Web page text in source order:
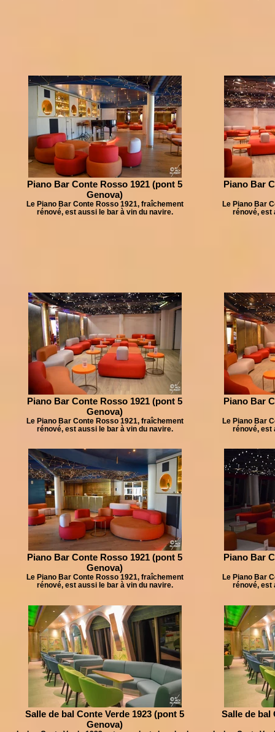
Piano Bar Conte Rosso 1921 (pont 5
Genova)
Le Piano Bar Conte Rosso 1921, fraîchement
rénové, est aussi le bar à vin du navire.
Piano Bar
Le Piano Bar
rénové, est
Piano Bar Conte Rosso 1921 (pont 5
Genova)
Le Piano Bar Conte Rosso 1921, fraîchement
rénové, est aussi le bar à vin du navire.
Piano Bar
Le Piano Bar
rénové, est
Piano Bar Conte Rosso 1921 (pont 5
Genova)
Le Piano Bar Conte Rosso 1921, fraîchement
rénové, est aussi le bar à vin du navire.
Piano Bar
Le Piano Bar
rénové, est
Salle de bal Conte Verde 1923 (pont 5
Genova)
Salle de bal